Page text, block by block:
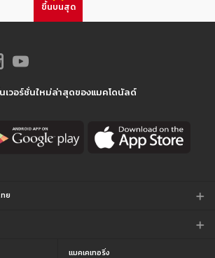
ขึ้นบนสุด
เวอร์ชั่นใหม่ล่าสุดของแมคโดนัลด์
ย
แมคเคเทอริ่ง